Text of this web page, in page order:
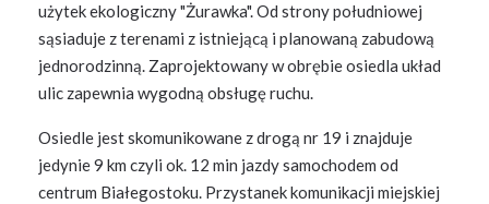
użytek ekologiczny "Żurawka". Od strony południowej
sąsiaduje z terenami z istniejącą i planowaną zabudową
jednorodzinną. Zaprojektowany w obrębie osiedla układ
ulic zapewnia wygodną obsługę ruchu.
Osiedle jest skomunikowane z drogą nr 19 i znajduje
jedynie 9 km czyli ok. 12 min jazdy samochodem od
centrum Białegostoku. Przystanek komunikacji miejskiej